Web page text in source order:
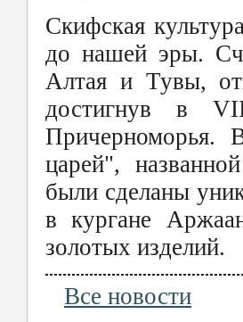
Скифская
до нашей эры.
Алтая и Тувы,
достигнув в
Причерноморья.
царей",
были сделаны
в кургане
золотых изделий.
Все новости